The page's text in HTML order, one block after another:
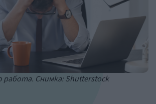
работа. Снимка: Shutterstock